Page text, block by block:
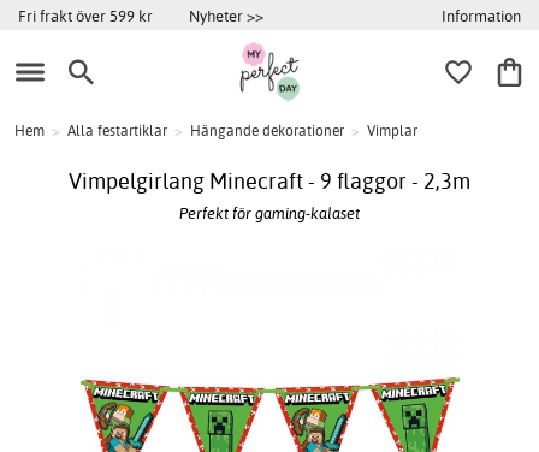
Fri frakt över 599 kr Nyheter >> Information
Hem > Alla festartiklar > Hängande dekorationer > Vimplar
Vimpelgirlang Minecraft - 9 flaggor - 2,3m
Perfekt för gaming-kalaset